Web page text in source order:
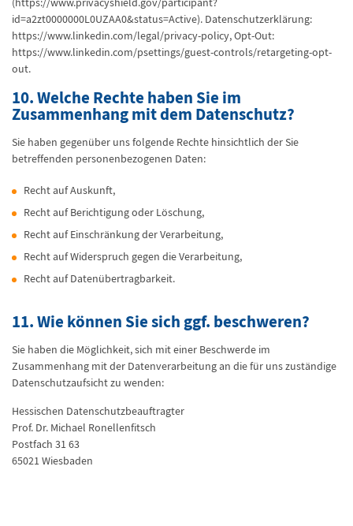
id=a2zt0000000L0UZAA0&status=Active). Datenschutzerklärung:
https://www.linkedin.com/legal/privacy-policy, Opt-Out:
https://www.linkedin.com/psettings/guest-controls/retargeting-opt-
out.
10. Welche Rechte haben Sie im
Zusammenhang mit dem Datenschutz?
Sie haben gegenüber uns folgende Rechte hinsichtlich der Sie
betreffenden personenbezogenen Daten:
Recht auf Auskunft,
Recht auf Berichtigung oder Löschung,
Recht auf Einschränkung der Verarbeitung,
Recht auf Widerspruch gegen die Verarbeitung,
Recht auf Datenübertragbarkeit.
11. Wie können Sie sich ggf. beschweren?
Sie haben die Möglichkeit, sich mit einer Beschwerde im
Zusammenhang mit der Datenverarbeitung an die für uns zuständige
Datenschutzaufsicht zu wenden:
Hessischen Datenschutzbeauftragter
Prof. Dr. Michael Ronellenfitsch
Postfach 31 63
65021 Wiesbaden